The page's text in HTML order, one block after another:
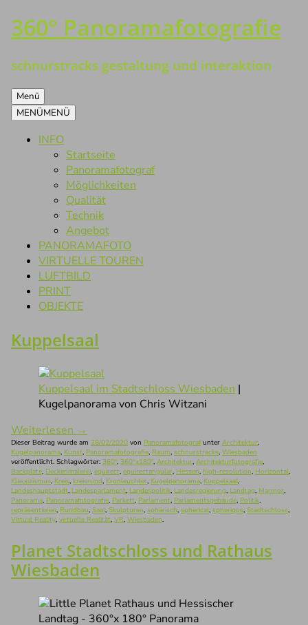
Zum
Inhalt
360° Panoramafotografie
schnurstracks gestaltung und interaktion
Menü
MENÜMENÜ
INFO
Startseite
Panoramafotograf
Möglichkeiten
Qualität
Technik
Angebot
PANORAMAFOTO
VIRTUELLE TOUREN
LUFTBILD
PRINT
OBJEKTE
Kuppelsaal
Kuppelsaal im Stadtschloss Wiesbaden |
Kugelpanorama von Chris Witzani
Weiterlesen →
Dieser Beitrag wurde am 28/02/2020 von Panoramafotografunter Architektur,
Kugelpanorama, Kunst, Panoramafotografie, Raum, schnurstracks, Wiesbaden
veröffentlicht. Schlagwörter: 360°, 360°x180°, Architektur, Architekturfotografie,
Backplate, Deckenmalerei, equirect, equirectangular, Hessen, high-resolution, Horizontal,
Klassizismus, Kreis, kreisrund, Kronleuchter, Kugelpanorama, Kuppelsaal,
Landeshauptstadt, Landesparlament, Landespolitik, Landesregierung, Landtag, Marmor,
Panorama, Panoramafotografie, Parkett, Parlament, Parlamentsgebäude, Politik,
repräsentieren, Rundbau, Saal, Skulpturen, sphärisch, spherical, spherique, Stadtschloss,
Virtual Reality, virtuelle Realität, VR, Wiesbaden.
Planet Stadtschloss und Rathaus
Wiesbaden